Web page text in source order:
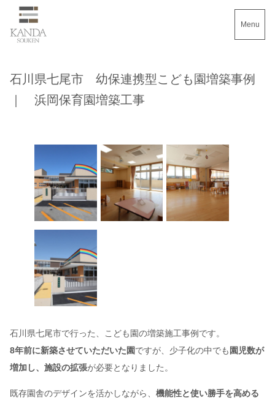
Menu
石川県七尾市 幼保連携型こども園増築事例
｜ 浜岡保育園増築工事
石川県七尾市で行った、こども園の増築施工事例です。
8年前に新築させていただいた園ですが、少子化の中でも 園児数が
増加し、施設の拡張が必要となりました。
既存園舎のデザインを活かしながら、 機能性と使い勝手を高める